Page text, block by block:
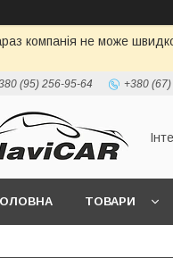
компанія не може
(95) 256-95-64 +380
ТОВАРИ